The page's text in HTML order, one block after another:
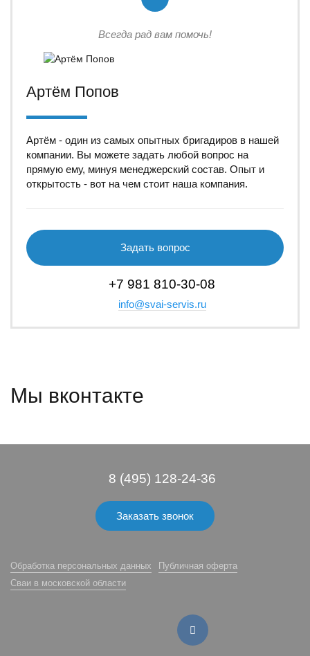
Всегда рад вам помочь!
Артём Попов
Артём - один из самых опытных бригадиров в нашей
компании. Вы можете задать любой вопрос на
прямую ему, минуя менеджерский состав. Опыт и
открытость - вот на чем стоит наша компания.
Задать вопрос
+7 981 810-30-08
info@svai-servis.ru
Мы вконтакте
8 (495) 128-24-36
Заказать звонок
Обработка персональных данных
Публичная оферта
Сваи в московской области